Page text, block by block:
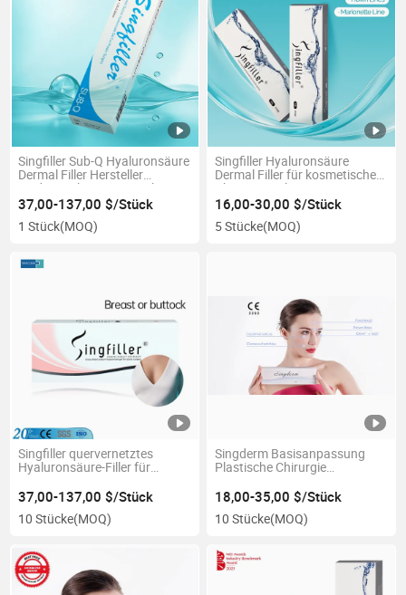
Singfiller Sub-Q Hyaluronsäure
Dermal Filler Hersteller
Medizinisches Brustimplantat
2ml 20ml
37,00-137,00 $/Stück
1 Stück(MOQ)
Singfiller Hyaluronsäure
Dermal Filler für kosmetische
Chirurgieinjektion
16,00-30,00 $/Stück
5 Stücke(MOQ)
Singfiller quervernetztes
Hyaluronsäure-Filler für
Gesäßvergrößerung
37,00-137,00 $/Stück
10 Stücke(MOQ)
Singderm Basisanpassung
Plastische Chirurgie
Hyaluronsäure-Filler mit
schmerzfreiem Lidocain für
Nasolabialfalten Filler
18,00-35,00 $/Stück
10 Stücke(MOQ)